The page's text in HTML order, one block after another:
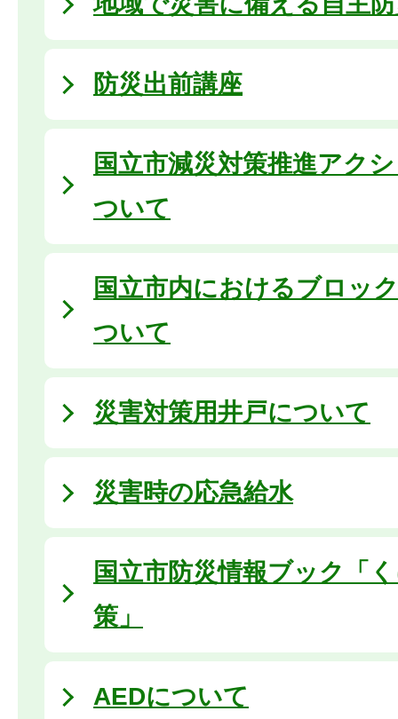
防災出前講座
国立市減災対策推進アク
ついて
国立市内におけるブロッ
ついて
災害対策用井戸について
災害時の応急給水
国立市防災情報ブック「
策」
AEDについて